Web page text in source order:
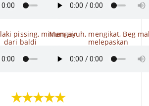
pissing, minum air
dari baldi
Mengayuh, mengikat, Beg
melepaskan
★★★★★